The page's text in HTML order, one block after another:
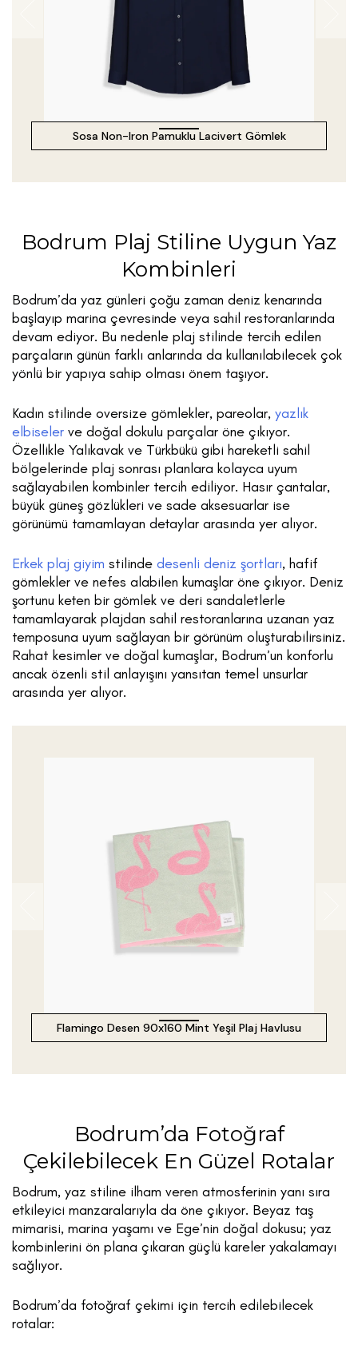
Sosa Non-Iron Pamuklu Lacivert Gömlek
Bodrum Plaj Stiline Uygun Yaz
Kombinleri
Bodrum’da yaz günleri çoğu zaman deniz kenarında
başlayıp marina çevresinde veya sahil restoranlarında
devam ediyor. Bu nedenle plaj stilinde tercih edilen
parçaların günün farklı anlarında da kullanılabilecek çok
yönlü bir yapıya sahip olması önem taşıyor.
Kadın stilinde oversize gömlekler, pareolar, yazlık
elbiseler ve doğal dokulu parçalar öne çıkıyor.
Özellikle Yalıkavak ve Türkbükü gibi hareketli sahil
bölgelerinde plaj sonrası planlara kolayca uyum
sağlayabilen kombinler tercih ediliyor. Hasır çantalar,
büyük güneş gözlükleri ve sade aksesuarlar ise
görünümü tamamlayan detaylar arasında yer alıyor.
Erkek plaj giyim stilinde desenli deniz şortları, hafif
gömlekler ve nefes alabilen kumaşlar öne çıkıyor. Deniz
şortunu keten bir gömlek ve deri sandaletlerle
tamamlayarak plajdan sahil restoranlarına uzanan yaz
temposuna uyum sağlayan bir görünüm oluşturabilirsiniz.
Rahat kesimler ve doğal kumaşlar, Bodrum’un konforlu
ancak özenli stil anlayışını yansıtan temel unsurlar
arasında yer alıyor.
Flamingo Desen 90x160 Mint Yeşil Plaj Havlusu
Bodrum’da Fotoğraf
Çekilebilecek En Güzel Rotalar
Bodrum, yaz stiline ilham veren atmosferinin yanı sıra
etkileyici manzaralarıyla da öne çıkıyor. Beyaz taş
mimarisi, marina yaşamı ve Ege’nin doğal dokusu; yaz
kombinlerini ön plana çıkaran güçlü kareler yakalamayı
sağlıyor.
Bodrum’da fotoğraf çekimi için tercih edilebilecek
rotalar: